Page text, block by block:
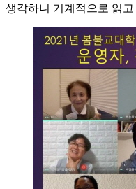
생각하니 기계적으로 읽